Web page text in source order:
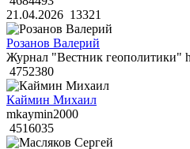
21.04.2026 13321
Розанов Валерий
Журнал "Вестник геополитики"
4752380
Каймин Михаил
mkaymin2000
4516035